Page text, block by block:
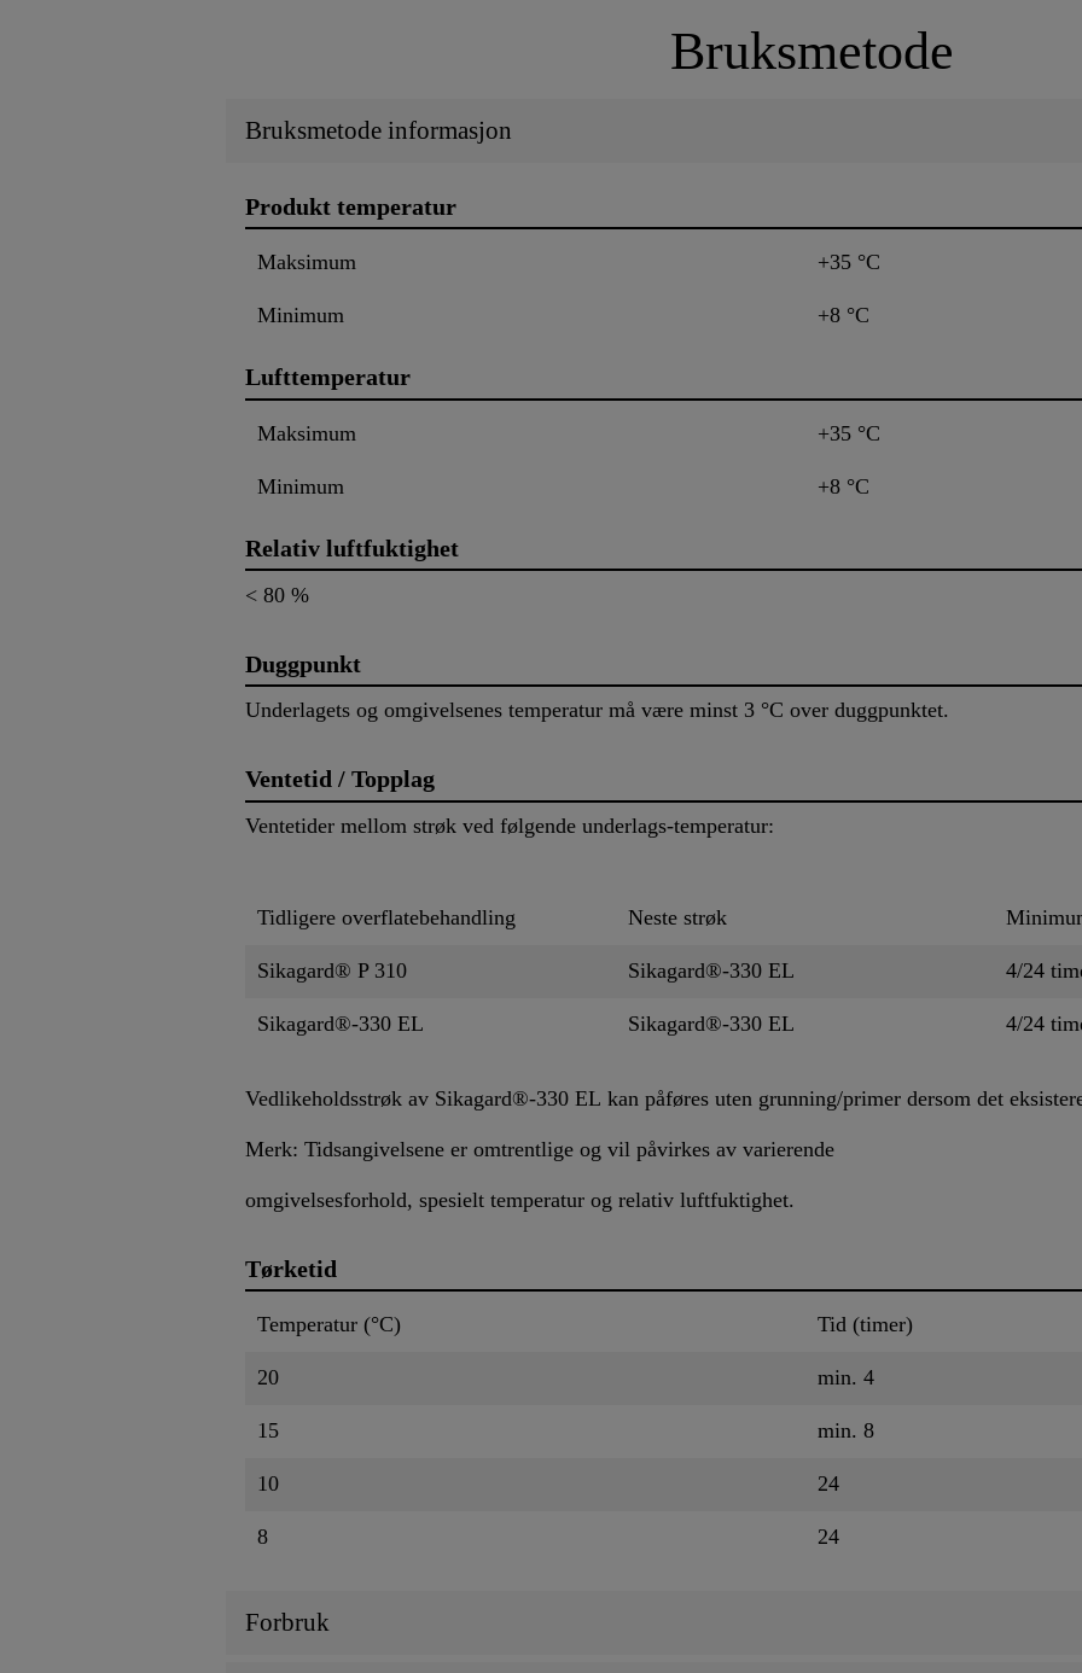
Bruksmetode
Bruksmetode informasjon
Produkt temperatur
Maksimum +35 °C
Minimum +8 °C
Lufttemperatur
Maksimum +35 °C
Minimum +8 °C
Relativ luftfuktighet
< 80 %
Duggpunkt
Underlagets og omgivelsenes temperatur må være minst 3 °C over duggpunktet.
Ventetid / Topplag
Ventetider mellom strøk ved følgende underlags-temperatur:
Tidligere overflatebehandling Neste strøk
Sikagard® P 310 Sikagard®-330 EL 4/24
Sikagard®-330 EL Sikagard®-330 EL 4/24
Vedlikeholdsstrøk av Sikagard®-330 EL kan påføres uten grunning/primer dersom det
Merk: Tidsangivelsene er omtrentlige og vil påvirkes av varierende
omgivelsesforhold, spesielt temperatur og relativ luftfuktighet.
Tørketid
Temperatur (°C) Tid (timer)
20 min. 4
15 min. 8
10 24
8 24
Forbruk